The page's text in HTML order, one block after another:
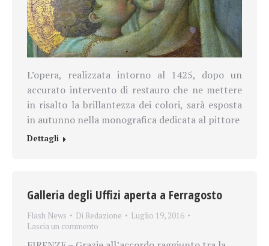
L’opera, realizzata intorno al 1425, dopo un
accurato intervento di restauro che ne mettere
in risalto la brillantezza dei colori, sarà esposta
in autunno nella monografica dedicata al pittore
Dettagli
Galleria degli Uffizi aperta a Ferragosto
Flash News Di Redazione
Luglio 19, 2016
Lascia un commento